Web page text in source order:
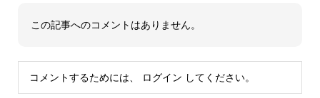
この記事へのコメントはありません。
コメントするためには、 ログイン してください。